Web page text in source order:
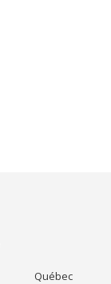
Québec